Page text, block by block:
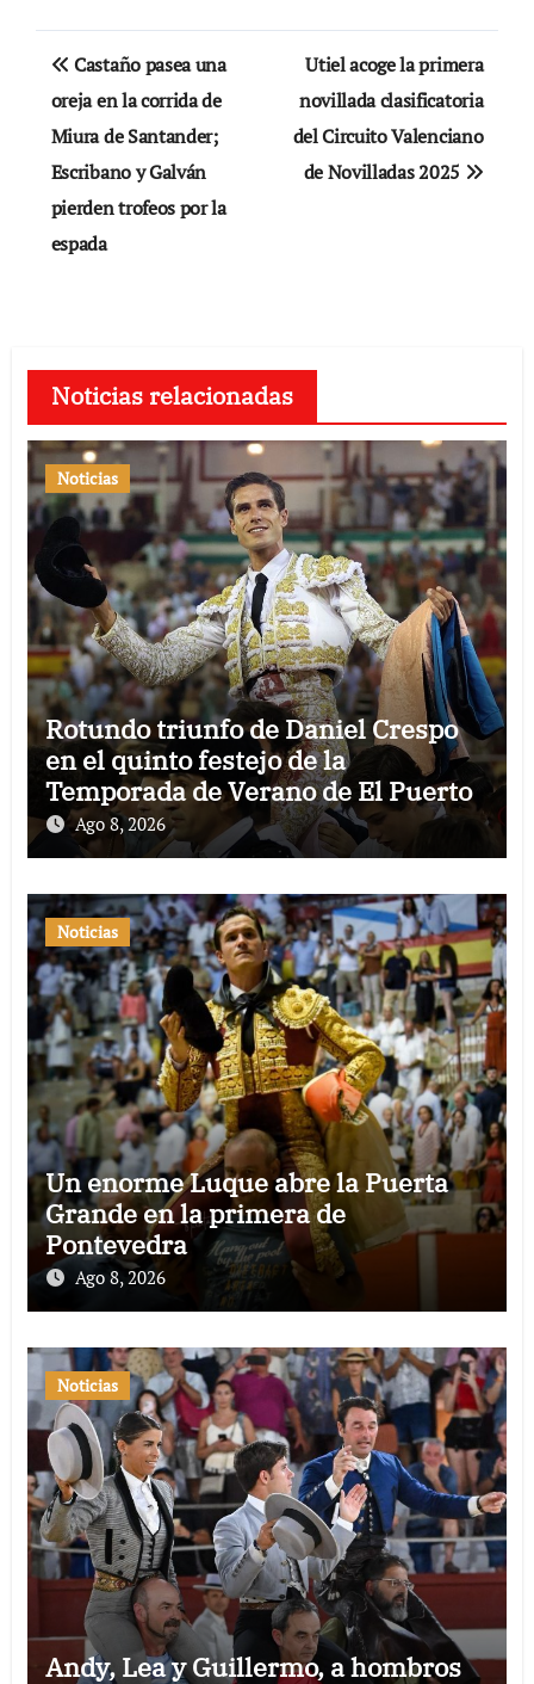
Navegación
de
entradas
Castaño pasea una
oreja en la corrida de
Miura de Santander;
Escribano y Galván
pierden trofeos por la
espada
Utiel acoge la primera
novillada clasificatoria
del Circuito Valenciano
de Novilladas 2025
Noticias relacionadas
Noticias
Rotundo triunfo de Daniel Crespo
en el quinto festejo de la
Temporada de Verano de El Puerto
Ago 8, 2026
Noticias
Un enorme Luque abre la Puerta
Grande en la primera de
Pontevedra
Ago 8, 2026
Noticias
Andy, Lea y Guillermo, a hombros